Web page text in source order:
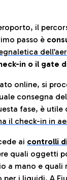
il
passo è
in o il gate
online, si
consegna
fase, è utile
il check-in in
ai controlli
quali oggetti
a mano e quali